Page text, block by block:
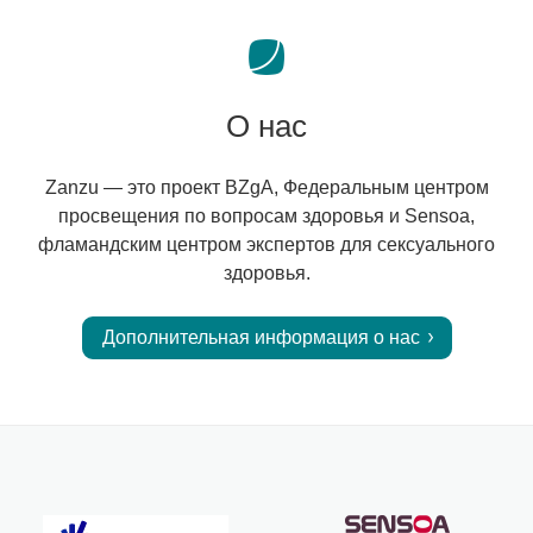
О нас
Zanzu — это проект BZgA, Федеральным центром
просвещения по вопросам здоровья и Sensoa,
фламандским центром экспертов для сексуального
здоровья.
Дополнительная информация о нас